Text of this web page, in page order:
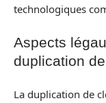
technologiques
Aspects
duplication
La duplication de